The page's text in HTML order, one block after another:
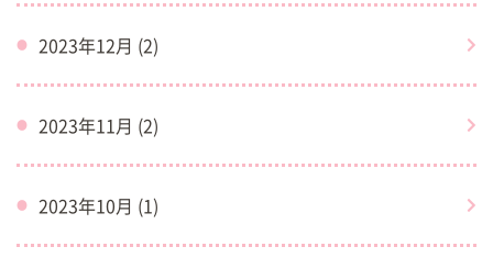
2023年12月 (2)
2023年11月 (2)
2023年10月 (1)